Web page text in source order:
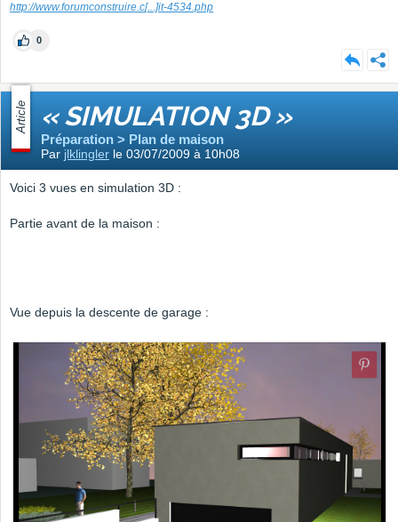
http://www.forumconstruire.c[...]it-4534.php
0
Article « SIMULATION 3D »
Préparation > Plan de maison
Par jlklingler le 03/07/2009 à 10h08
Voici 3 vues en simulation 3D :
Partie avant de la maison :
Vue depuis la descente de garage :